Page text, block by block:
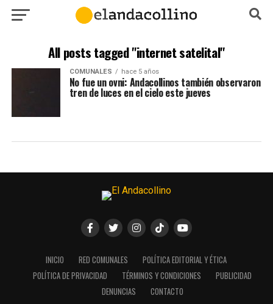
All posts tagged "internet satelital"
COMUNALES hace 5 años
No fue un ovni: Andacollinos también observaron
tren de luces en el cielo este jueves
INICIO RED COMUNALES
POLÍTICA EDITORIAL Y ÉTICA
POLÍTICA DE PRIVACIDAD
TÉRMINOS Y CONDICIONES
PUBLICIDAD
DENUNCIAS
CONTACTO